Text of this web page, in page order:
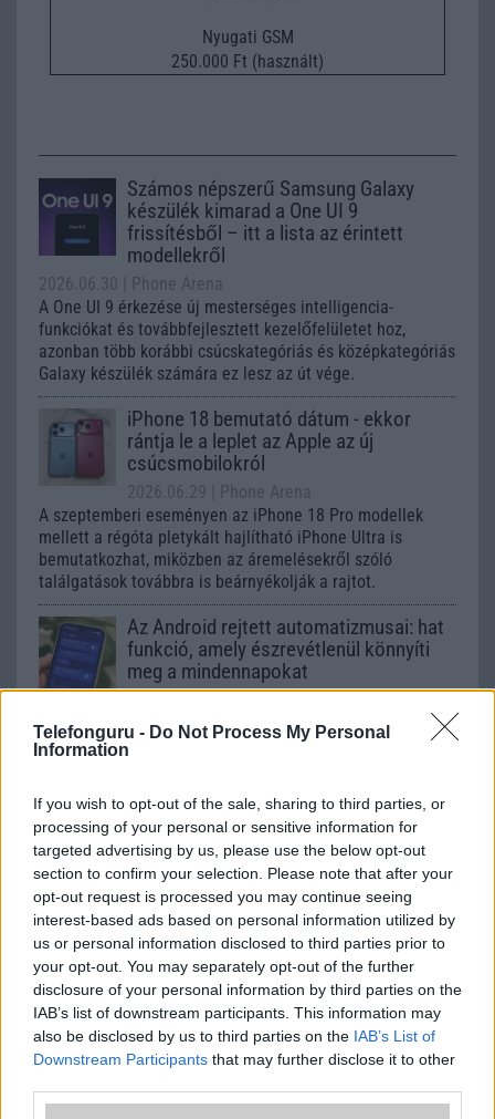
Telefonguru - Do Not Process My Personal
Information
If you wish to opt-out of the sale, sharing to third parties, or
processing of your personal or sensitive information for
targeted advertising by us, please use the below opt-out
section to confirm your selection. Please note that after your
opt-out request is processed you may continue seeing
interest-based ads based on personal information utilized by
us or personal information disclosed to third parties prior to
your opt-out. You may separately opt-out of the further
disclosure of your personal information by third parties on the
IAB’s list of downstream participants. This information may
also be disclosed by us to third parties on the IAB’s List of
Downstream Participants that may further disclose it to other
Nyugati GSM
250.000 Ft (használt)
Számos népszerű Samsung Galaxy
készülék kimarad a One UI 9
frissítésből – itt a lista az érintett
modellekről
2026.06.30
| Phone Arena
A One UI 9 érkezése új mesterséges intelligencia-
funkciókat és továbbfejlesztett kezelőfelületet hoz,
azonban több korábbi csúcskategóriás és középkategóriás
Galaxy készülék számára ez lesz az út vége.
iPhone 18 bemutató dátum - ekkor
rántja le a leplet az Apple az új
csúcsmobilokról
2026.06.29
| Phone Arena
A szeptemberi eseményen az iPhone 18 Pro modellek
mellett a régóta pletykált hajlítható iPhone Ultra is
bemutatkozhat, miközben az áremelésekről szóló
találgatások továbbra is beárnyékolják a rajtot.
Az Android rejtett automatizmusai: hat
funkció, amely észrevétlenül könnyíti
meg a mindennapokat
Sok felhasználó külön alkalmazásokra esküszik, pedig az
Android már évek óta olyan intelligens funkciókat kínál,
Ez a rejtett Samsung funkció teljesen
megváltoztatja a mobilhasználatot –
sokan mégsem tudnak róla
2026.07.12| Android Central
Az Edge Panel az egyik leghasznosabb funkció, amely
jelentősen felgyorsítja a mindennapi használatot,
miközben a Pixel telefonokból továbbra is hiányzik.
KAPCSOLÓDÓ HÍREK